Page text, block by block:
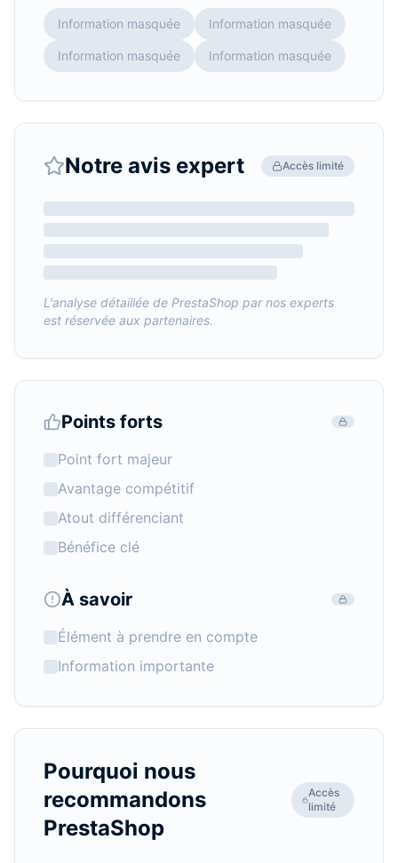
Information masquée Information masquée
Information masquée Information masquée
Notre avis expert Accès limité
L'analyse détaillée de PrestaShop par nos experts
est réservée aux partenaires.
Points forts
Point fort majeur
Avantage compétitif
Atout différenciant
Bénéfice clé
À savoir
Élément à prendre en compte
Information importante
Pourquoi nous
recommandons
PrestaShop
Accès
limité